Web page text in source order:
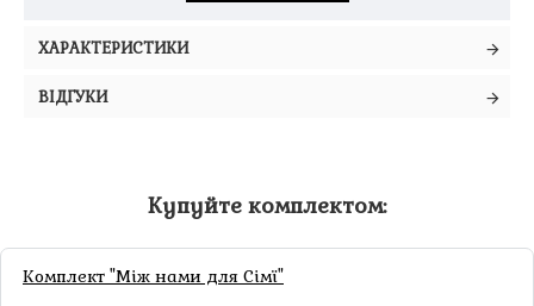
розслідуванні справ з легендарним детективом з
геніальний Шерлок Голмс? Чи товктиметеся на
потрібні докази й скидайте зайві, обговорюйте свої
теорії та застосовуйте силу дедукції, щоб розгадати
таємницю.
ХАРАКТЕРИСТИКИ
ВІДГУКИ
Купуйте комплектом:
Комплект "Між нами для Сімї"